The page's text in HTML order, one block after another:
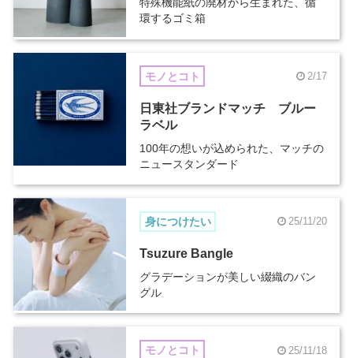
特殊機能紙の廃材から生まれた、循
環するゴミ箱
モノとコト 2/17
日東社ブランドマッチ ブルー
ラベル
100年の想いが込められた、マッチの
ニュースタンダード
身につけたい 25/11/20
Tsuzure Bangle
グラデーションが美しい綴織のバン
グル
モノとコト 25/11/18